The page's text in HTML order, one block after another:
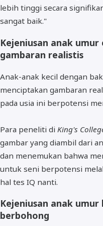
lebih tinggi secara
sangat baik."
Kejeniusan anak
gambaran realistis
Anak-anak kecil dengan
menciptakan gambaran
pada usia ini berpotensi
Para peneliti di King's
gambar yang diambil dari
dan menemukan bahwa
untuk seni berpotensi
hal tes IQ nanti.
Kejeniusan anak
berbohong